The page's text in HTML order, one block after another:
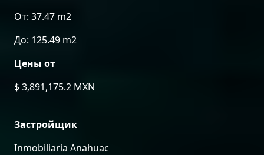
От: 37.47 m2
До: 125.49 m2
Цены от
$ 3,891,175.2 MXN
Застройщик
Inmobiliaria Anahuac